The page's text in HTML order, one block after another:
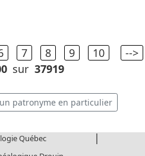
7 8 9 10
-->
sur 37919
patronyme en particulier
Québec |